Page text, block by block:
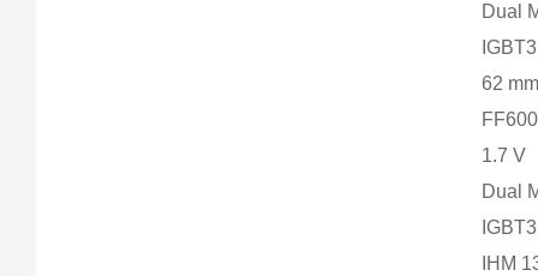
Dual
62
1.7 V
Dual
IHM